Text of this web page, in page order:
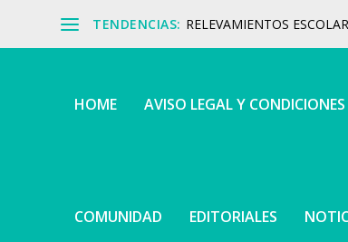
TENDENCIAS: RELEVAMIENTOS
HOME AVISO LEGAL Y
COMUNIDAD EDITORIALES